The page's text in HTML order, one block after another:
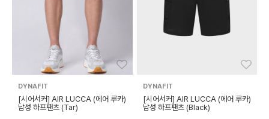
DYNAFIT
[시어서커] AIR LUCCA (에어 루카)
남성 하프팬츠 (Tar)
DYNAFIT
[시어서커] AIR LUCCA (에어 루카)
남성 하프팬츠 (Black)